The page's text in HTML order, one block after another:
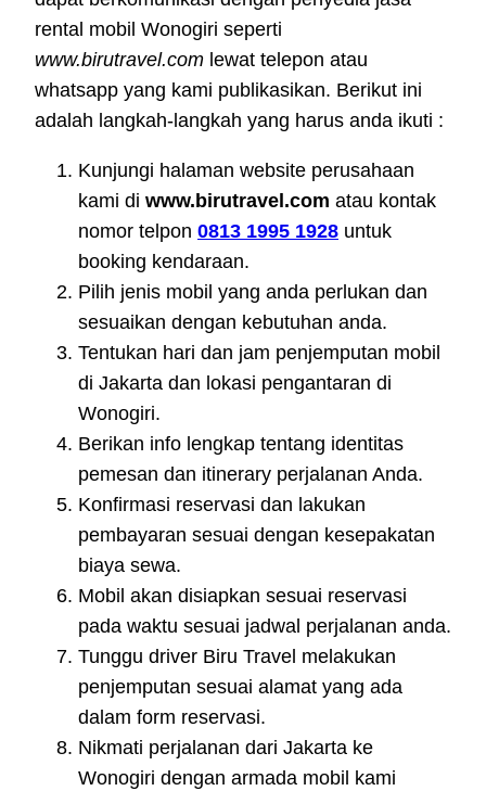
rental mobil Wonogiri seperti
www.birutravel.com lewat telepon atau
whatsapp yang kami publikasikan. Berikut ini
adalah langkah-langkah yang harus anda ikuti :
Kunjungi halaman website perusahaan
kami di www.birutravel.com atau kontak
nomor telpon 0813 1995 1928 untuk
booking kendaraan.
Pilih jenis mobil yang anda perlukan dan
sesuaikan dengan kebutuhan anda.
Tentukan hari dan jam penjemputan mobil
di Jakarta dan lokasi pengantaran di
Wonogiri.
Berikan info lengkap tentang identitas
pemesan dan itinerary perjalanan Anda.
Konfirmasi reservasi dan lakukan
pembayaran sesuai dengan kesepakatan
biaya sewa.
Mobil akan disiapkan sesuai reservasi
pada waktu sesuai jadwal perjalanan anda.
Tunggu driver Biru Travel melakukan
penjemputan sesuai alamat yang ada
dalam form reservasi.
Nikmati perjalanan dari Jakarta ke
Wonogiri dengan armada mobil kami